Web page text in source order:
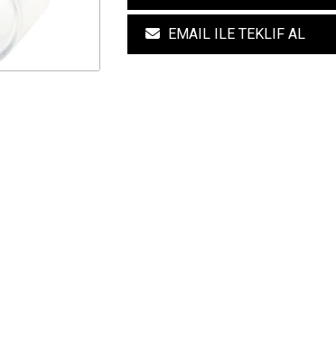
EMAIL ILE TEKLIF AL